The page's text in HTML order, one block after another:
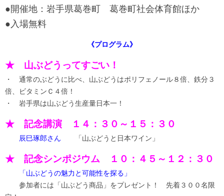
●開催地：岩手県葛巻町 葛巻町社会体育館ほか
●入場無料
《プログラム》
★ 山ぶどうってすごい！
・ 通常のぶどうに比べ、山ぶどうはポリフェノール８倍、鉄分３
倍、ビタミンＣ４倍！
・ 岩手県は山ぶどう生産量日本一！
★ 記念講演 １４：３０～１５：３０
辰巳琢郎さん 「山ぶどうと日本ワイン」
★ 記念シンポジウム １０：４５～１２：３０
「山ぶどうの魅力と可能性を探る」
参加者には「山ぶどう商品」をプレゼント！ 先着３００名限